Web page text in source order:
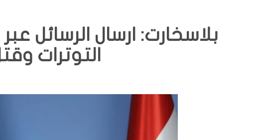
بلاسخارت: ارسال الرسائل
التوترات